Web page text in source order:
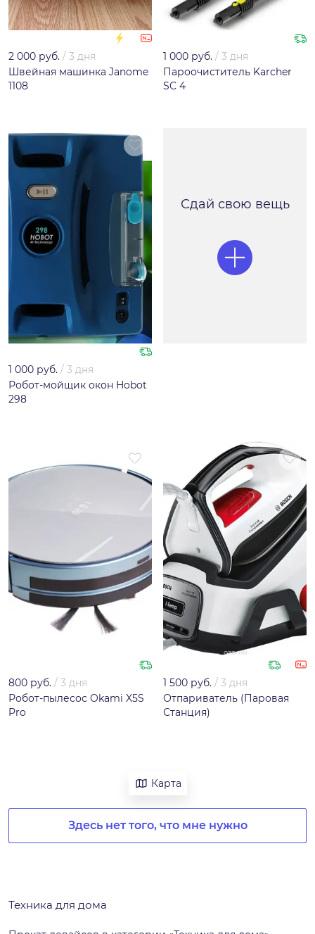
2 000 руб. / 3 дня
Швейная машинка Janome
1108
1 000 руб. / 3 дня
Пароочиститель Karcher
SC 4
1 000 руб. / 3 дня
Робот-мойщик окон Hobot
298
Сдай свою вещь
800 руб. / 3 дня
Робот-пылесос Okami X5S
Pro
1 500 руб. / 3 дня
Отпариватель (Паровая
Станция)
Карта
Здесь нет того, что мне нужно
Техника для дома